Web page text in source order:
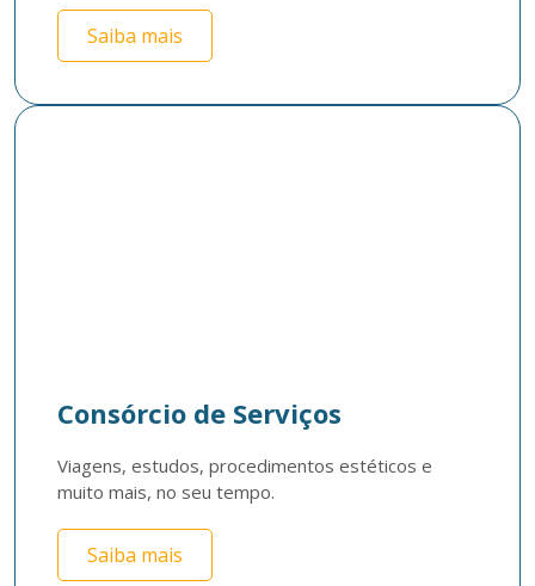
Saiba mais
Consórcio de Serviços
Viagens, estudos, procedimentos estéticos e
muito mais, no seu tempo.
Saiba mais